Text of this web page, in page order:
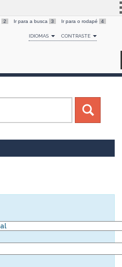
Simplifique!
Comunica BR
Canais
2 Ir para a busca 3 Ir para o rodapé 4
IDIOMAS CONTRASTE